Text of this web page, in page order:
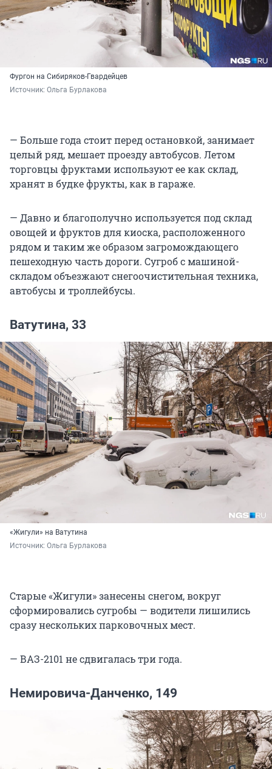
Фургон на Сибиряков-Гвардейцев
Источник: Ольга Бурлакова
— Больше года стоит перед остановкой, занимает
целый ряд, мешает проезду автобусов. Летом
торговцы фруктами используют ее как склад,
хранят в будке фрукты, как в гараже.
— Давно и благополучно используется под склад
овощей и фруктов для киоска, расположенного
рядом и таким же образом загромождающего
пешеходную часть дороги. Сугроб с машиной-
складом объезжают снегоочистительная техника,
автобусы и троллейбусы.
Ватутина, 33
«Жигули» на Ватутина
Источник: Ольга Бурлакова
Старые «Жигули» занесены снегом, вокруг
сформировались сугробы — водители лишились
сразу нескольких парковочных мест.
— ВАЗ-2101 не сдвигалась три года.
Немировича-Данченко, 149